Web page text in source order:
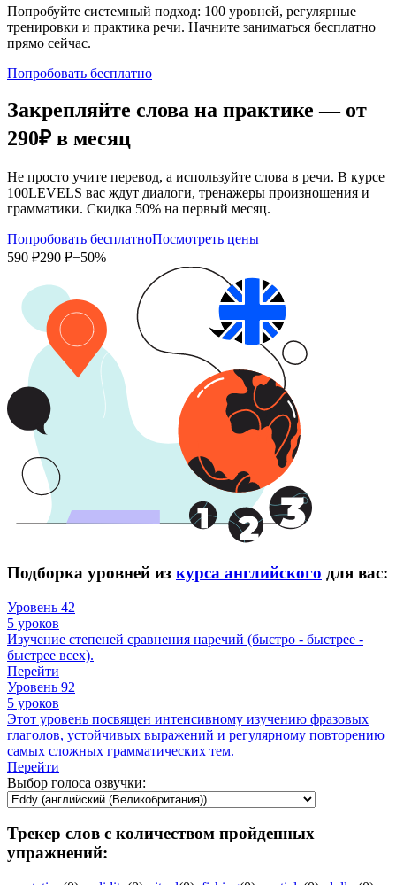
Попробуйте системный подход: 100 уровней, регулярные
тренировки и практика речи. Начните заниматься бесплатно
прямо сейчас.
Попробовать бесплатно
Закрепляйте слова на практике — от
290₽ в месяц
Не просто учите перевод, а используйте слова в речи. В курсе
100LEVELS вас ждут диалоги, тренажеры произношения и
грамматики. Скидка 50% на первый месяц.
Попробовать бесплатноПосмотреть цены
590 ₽290 ₽−50%
Подборка уровней из курса английского для вас:
Уровень 42
5 уроков
Изучение степеней сравнения наречий (быстро - быстрее -
быстрее всех).
Перейти
Уровень 92
5 уроков
Этот уровень посвящен интенсивному изучению фразовых
глаголов, устойчивых выражений и регулярному повторению
самых сложных грамматических тем.
Перейти
Выбор голоса озвучки:
Трекер слов с количеством пройденных
упражнений: